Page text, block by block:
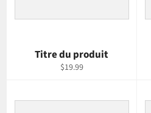
Titre du produit
$19.99